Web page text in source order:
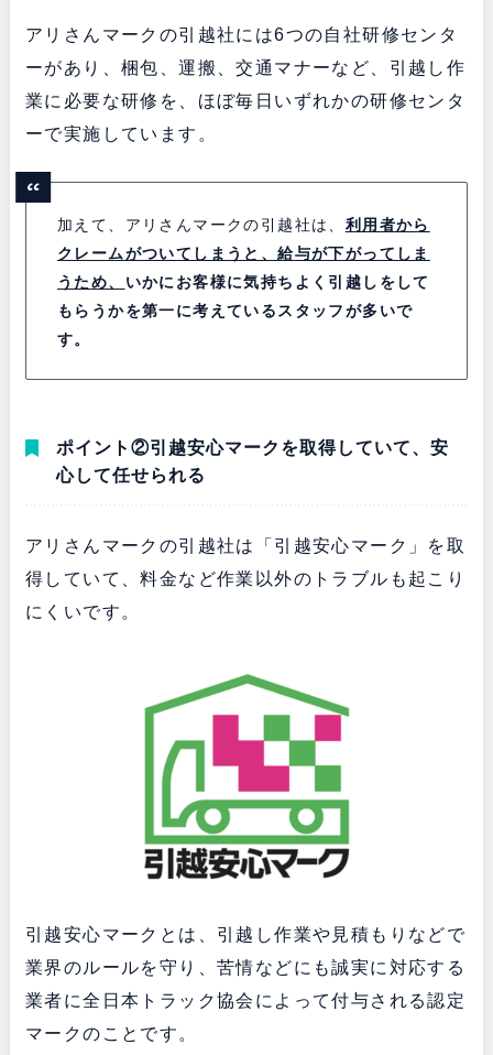
アリさんマークの引越社には6つの自社研修センタ
ーがあり、梱包、運搬、交通マナーなど、引越し作
業に必要な研修を、ほぼ毎日いずれかの研修センタ
ーで実施しています。
加えて、アリさんマークの引越社は、 利用者から
クレームがついてしまうと、給与が下がってしま
うため、 いかにお客様に気持ちよく引越しをして
もらうかを第一に考えているスタッフが多いで
す。
ポイント②引越安心マークを取得していて、安
心して任せられる
アリさんマークの引越社は「引越安心マーク」を取
得していて、料金など作業以外のトラブルも起こり
にくいです。
引越安心マークとは、引越し作業や見積もりなどで
業界のルールを守り、苦情などにも誠実に対応する
業者に全日本トラック協会によって付与される認定
マークのことです。